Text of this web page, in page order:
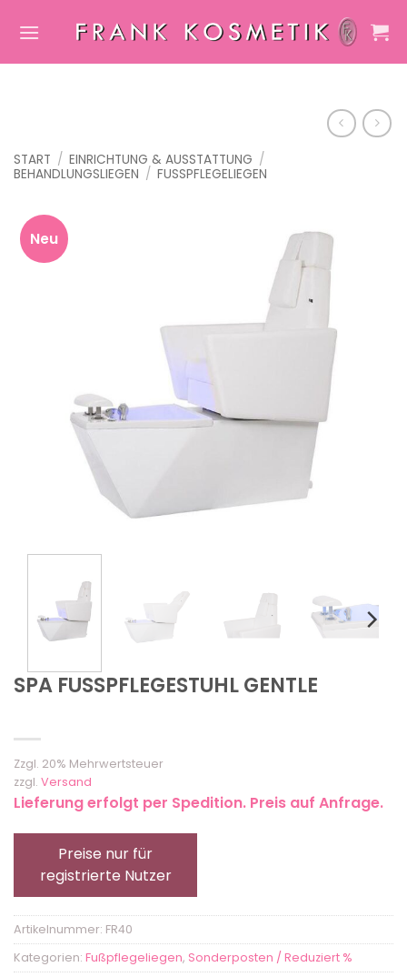
Inhalt
START / EINRICHTUNG & AUSSTATTUNG /
BEHANDLUNGSLIEGEN / FUSSPFLEGELIEGEN
Neu
SPA FUSSPFLEGESTUHL GENTLE
Zzgl. 20% Mehrwertsteuer
zzgl. Versand
Lieferung erfolgt per Spedition. Preis auf Anfrage.
Preise nur für
registrierte Nutzer
Artikelnummer: FR40
Kategorien: Fußpflegeliegen, Sonderposten / Reduziert %